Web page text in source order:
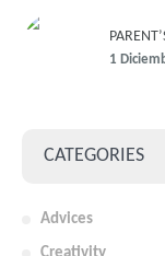
1
CATEGORIES
Advices